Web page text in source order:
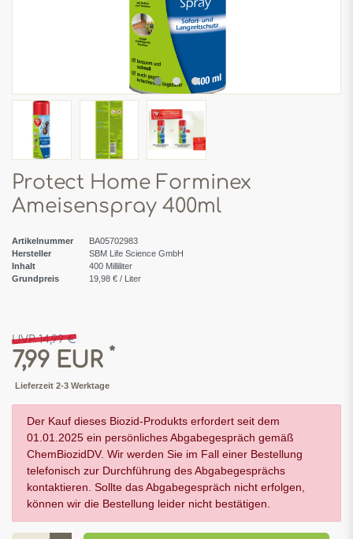
Protect Home Forminex
Ameisenspray 400ml
Artikelnummer
BA05702983
Hersteller
SBM Life Science GmbH
Inhalt
400 Milliliter
Grundpreis
19,98 € / Liter
UVP 14,99 €
7,99 EUR *
Lieferzeit 2-3 Werktage
Der Kauf dieses Biozid-Produkts erfordert seit dem
01.01.2025 ein persönliches Abgabegespräch gemäß
ChemBiozidDV. Wir werden Sie im Fall einer Bestellung
telefonisch zur Durchführung des Abgabegesprächs
kontaktieren. Sollte das Abgabegespräch nicht erfolgen,
können wir die Bestellung leider nicht bestätigen.